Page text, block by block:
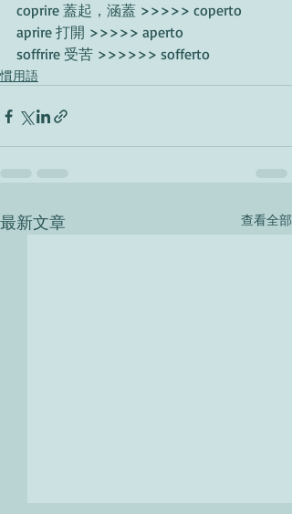
coprire 蓋起，涵蓋 >>>>> coperto
aprire 打開 >>>>> aperto
soffrire 受苦 >>>>>> sofferto
慣用語
最新文章 查看全部